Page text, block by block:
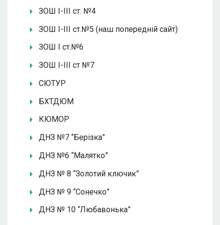
ЗОШ І-ІІІ ст. №4
ЗОШ І-ІІІ ст.№5 (наш попередній сайт)
ЗОШ І ст.№6
ЗОШ І-ІІІ ст №7
СЮТУР
БХТДЮМ
КЮМОР
ДНЗ №7 “Берізка”
ДНЗ №6 “Малятко”
ДНЗ № 8 “Золотий ключик”
ДНЗ № 9 “Сонечко”
ДНЗ № 10 “Любавонька”